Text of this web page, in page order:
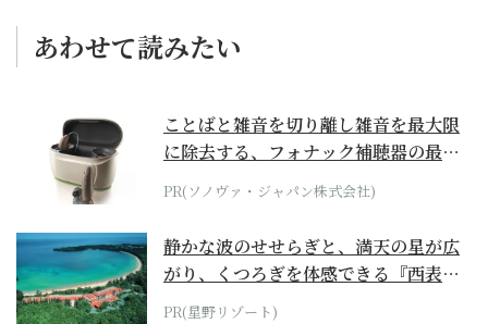
あわせて読みたい
ことばと雑音を切り離し雑音を最大限
に除去する、フォナック補聴器の最上
位モデル
PR(ソノヴァ・ジャパン株式会社)
静かな波のせせらぎと、満天の星が広
がり、くつろぎを体感できる『西表島
ホテル by...
PR(星野リゾート)